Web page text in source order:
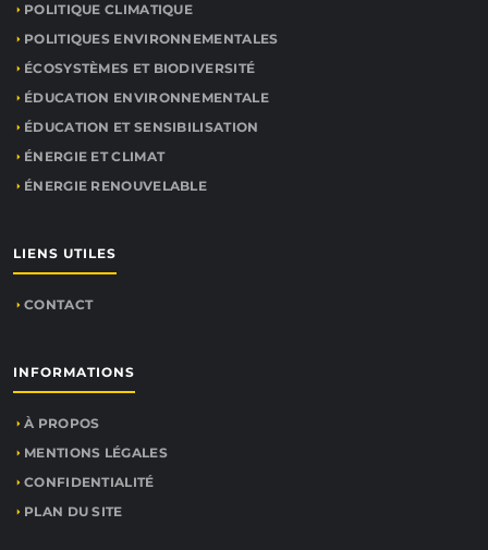
POLITIQUE CLIMATIQUE
POLITIQUES ENVIRONNEMENTALES
ÉCOSYSTÈMES ET BIODIVERSITÉ
ÉDUCATION ENVIRONNEMENTALE
ÉDUCATION ET SENSIBILISATION
ÉNERGIE ET CLIMAT
ÉNERGIE RENOUVELABLE
LIENS UTILES
CONTACT
INFORMATIONS
À PROPOS
MENTIONS LÉGALES
CONFIDENTIALITÉ
PLAN DU SITE